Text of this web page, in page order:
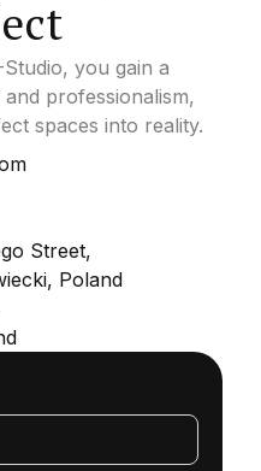
(np. zdjęcia,
do pracy,
dostosowaną
przypadku.
indywidualnymi,
i biurami
Polski.
you gain a
professionalism,
spaces into reality.
Street,
Poland